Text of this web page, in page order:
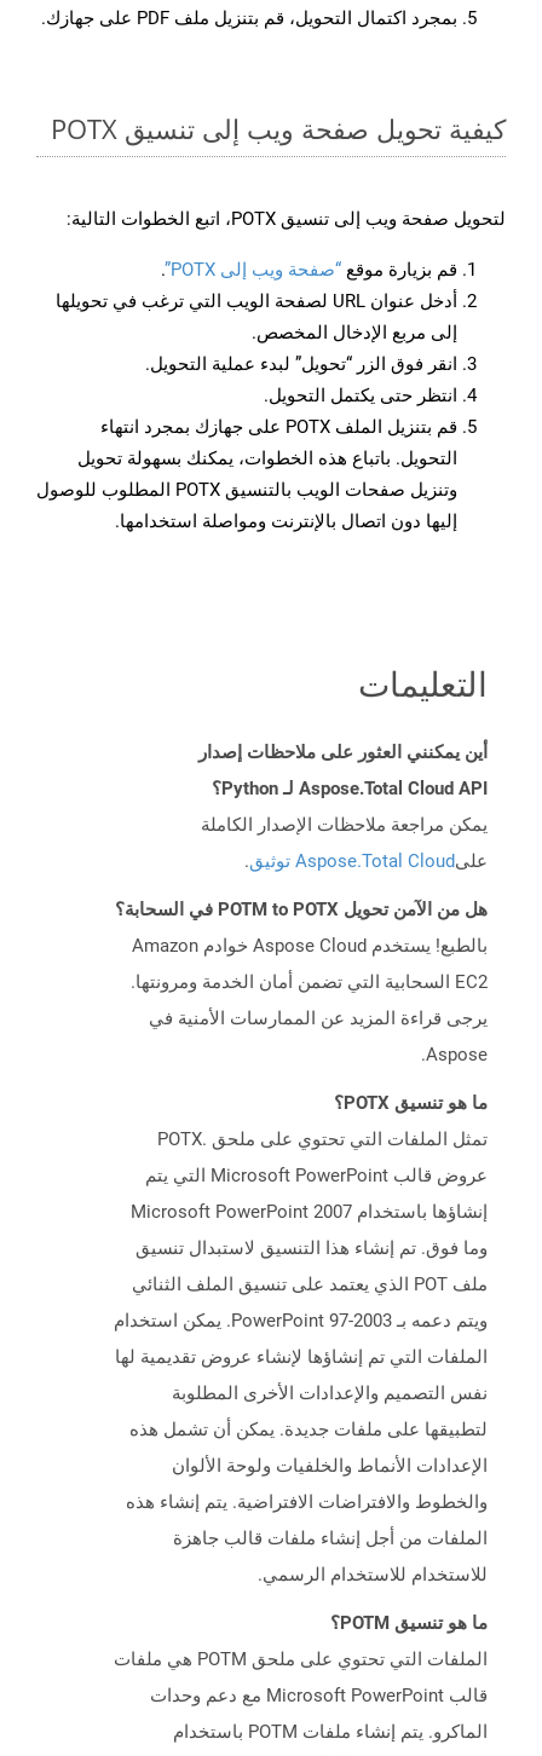
بمجرد اكتمال التحويل، قم بتنزيل ملف PDF على جهازك.
كيفية تحويل صفحة ويب إلى تنسيق POTX
لتحويل صفحة ويب إلى تنسيق POTX، اتبع الخطوات التالية:
قم بزيارة موقع “صفحة ويب إلى POTX”
.
أدخل عنوان URL لصفحة الويب التي ترغب في تحويلها
إلى مربع الإدخال المخصص.
انقر فوق الزر “تحويل” لبدء عملية التحويل.
انتظر حتى يكتمل التحويل.
قم بتنزيل الملف POTX على جهازك بمجرد انتهاء
التحويل. باتباع هذه الخطوات، يمكنك بسهولة تحويل
وتنزيل صفحات الويب بالتنسيق POTX المطلوب للوصول
إليها دون اتصال بالإنترنت ومواصلة استخدامها.
التعليمات
أين يمكنني العثور على ملاحظات إصدار
Aspose.Total Cloud API لـ Python؟
يمكن مراجعة ملاحظات الإصدار الكاملة
علىAspose.Total Cloud توثيق .
هل من الآمن تحويل POTM to POTX في السحابة؟
بالطبع! يستخدم Aspose Cloud خوادم Amazon
EC2 السحابية التي تضمن أمان الخدمة ومرونتها.
يرجى قراءة المزيد عن الممارسات الأمنية في
Aspose.
ما هو تنسيق POTX؟
تمثل الملفات التي تحتوي على ملحق .POTX
عروض قالب Microsoft PowerPoint التي يتم
إنشاؤها باستخدام Microsoft PowerPoint 2007
وما فوق. تم إنشاء هذا التنسيق لاستبدال تنسيق
ملف POT الذي يعتمد على تنسيق الملف الثنائي
ويتم دعمه بـ PowerPoint 97-2003. يمكن استخدام
الملفات التي تم إنشاؤها لإنشاء عروض تقديمية لها
نفس التصميم والإعدادات الأخرى المطلوبة
لتطبيقها على ملفات جديدة. يمكن أن تشمل هذه
الإعدادات الأنماط والخلفيات ولوحة الألوان
والخطوط والافتراضات الافتراضية. يتم إنشاء هذه
الملفات من أجل إنشاء ملفات قالب جاهزة
للاستخدام للاستخدام الرسمي.
ما هو تنسيق POTM؟
الملفات التي تحتوي على ملحق POTM هي ملفات
قالب Microsoft PowerPoint مع دعم وحدات
الماكرو. يتم إنشاء ملفات POTM باستخدام